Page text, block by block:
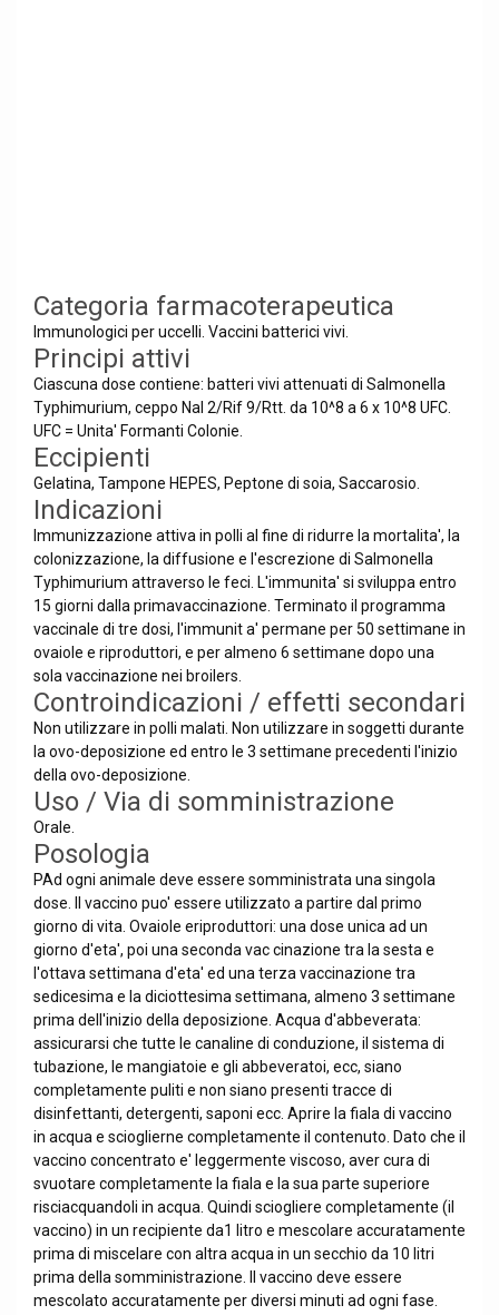
Categoria farmacoterapeutica
Immunologici per uccelli. Vaccini batterici vivi.
Principi attivi
Ciascuna dose contiene: batteri vivi attenuati di Salmonella
Typhimurium, ceppo Nal 2/Rif 9/Rtt. da 10^8 a 6 x 10^8 UFC.
UFC = Unita' Formanti Colonie.
Eccipienti
Gelatina, Tampone HEPES, Peptone di soia, Saccarosio.
Indicazioni
Immunizzazione attiva in polli al fine di ridurre la mortalita', la
colonizzazione, la diffusione e l'escrezione di Salmonella
Typhimurium attraverso le feci. L'immunita' si sviluppa entro
15 giorni dalla primavaccinazione. Terminato il programma
vaccinale di tre dosi, l'immunit a' permane per 50 settimane in
ovaiole e riproduttori, e per almeno 6 settimane dopo una
sola vaccinazione nei broilers.
Controindicazioni / effetti secondari
Non utilizzare in polli malati. Non utilizzare in soggetti durante
la ovo-deposizione ed entro le 3 settimane precedenti l'inizio
della ovo-deposizione.
Uso / Via di somministrazione
Orale.
Posologia
PAd ogni animale deve essere somministrata una singola
dose. Il vaccino puo' essere utilizzato a partire dal primo
giorno di vita. Ovaiole eriproduttori: una dose unica ad un
giorno d'eta', poi una seconda vac cinazione tra la sesta e
l'ottava settimana d'eta' ed una terza vaccinazione tra
sedicesima e la diciottesima settimana, almeno 3 settimane
prima dell'inizio della deposizione. Acqua d'abbeverata:
assicurarsi che tutte le canaline di conduzione, il sistema di
tubazione, le mangiatoie e gli abbeveratoi, ecc, siano
completamente puliti e non siano presenti tracce di
disinfettanti, detergenti, saponi ecc. Aprire la fiala di vaccino
in acqua e scioglierne completamente il contenuto. Dato che il
vaccino concentrato e' leggermente viscoso, aver cura di
svuotare completamente la fiala e la sua parte superiore
risciacquandoli in acqua. Quindi sciogliere completamente (il
vaccino) in un recipiente da1 litro e mescolare accuratamente
prima di miscelare con altra acqua in un secchio da 10 litri
prima della somministrazione. Il vaccino deve essere
mescolato accuratamente per diversi minuti ad ogni fase.